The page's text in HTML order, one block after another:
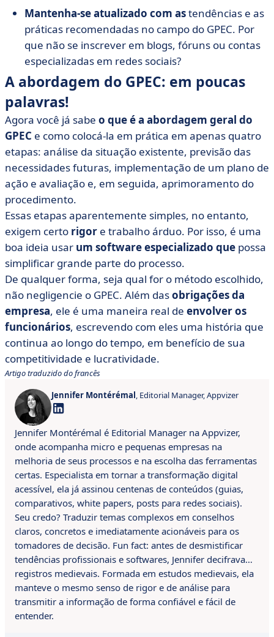
Mantenha-se atualizado com astendências e as
práticas recomendadas no campo do GPEC. Por
que não se inscrever em blogs, fóruns ou contas
especializadas em redes sociais?
A abordagem do GPEC: em poucas
palavras!
Agora você já sabe o que é a abordagem geral do
GPEC e como colocá-la em prática em apenas quatro
etapas: análise da situação existente, previsão das
necessidades futuras, implementação de um plano de
ação e avaliação e, em seguida, aprimoramento do
procedimento.
Essas etapas aparentemente simples, no entanto,
exigem certo rigor e trabalho árduo. Por isso, é uma
boa ideia usar um software especializado que possa
simplificar grande parte do processo.
De qualquer forma, seja qual for o método escolhido,
não negligencie o GPEC. Além dasobrigações da
empresa, ele é uma maneira real de envolver os
funcionários, escrevendo com eles uma história que
continua ao longo do tempo, em benefício de sua
competitividade e lucratividade.
Artigo traduzido do francês
Jennifer Montérémal, Editorial Manager, Appvizer
Jennifer Montérémal é Editorial Manager na Appvizer,
onde acompanha micro e pequenas empresas na
melhoria de seus processos e na escolha das ferramentas
certas. Especialista em tornar a transformação digital
acessível, ela já assinou centenas de conteúdos (guias,
comparativos, white papers, posts para redes sociais).
Seu credo? Traduzir temas complexos em conselhos
claros, concretos e imediatamente acionáveis para os
tomadores de decisão. Fun fact: antes de desmistificar
tendências profissionais e softwares, Jennifer decifrava…
registros medievais. Formada em estudos medievais, ela
manteve o mesmo senso de rigor e de análise para
transmitir a informação de forma confiável e fácil de
entender.